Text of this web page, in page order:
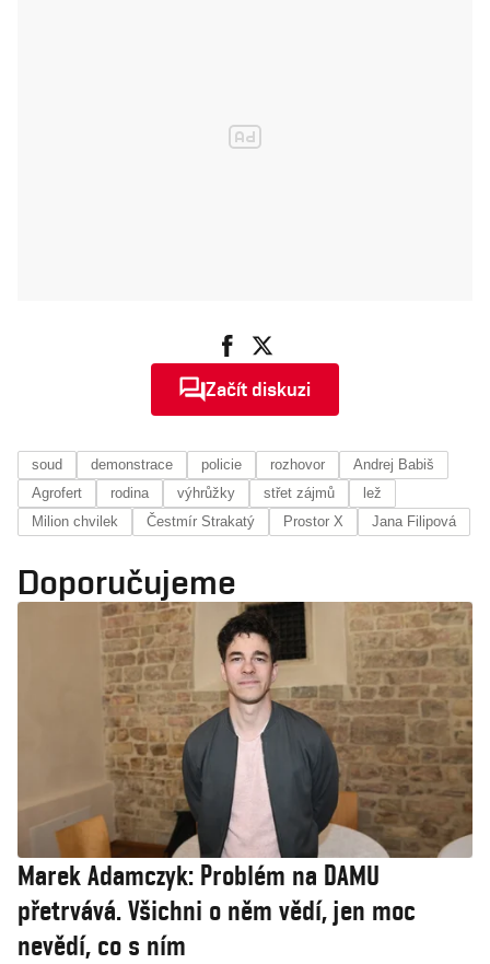
Začít diskuzi
soud demonstrace policie rozhovor
Andrej Babiš
Agrofert
rodina výhrůžky střet zájmů
lež
Milion chvilek
Čestmír Strakatý Prostor X Jana Filipová
Doporučujeme
Marek Adamczyk: Problém na DAMU
přetrvává. Všichni o něm vědí, jen moc
nevědí, co s ním